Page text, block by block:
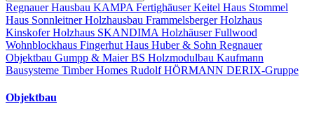
Regnauer Hausbau KAMPA FertighäuserKeitel Haus Stommel
Haus Sonnleitner Holzhausbau Frammelsberger Holzhaus
Kinskofer Holzhaus SKANDIMA HolzhäuserFullwood
Wohnblockhaus Fingerhut Haus Huber & Sohn Regnauer
Objektbau Gumpp & MaierBS Holzmodulbau Kaufmann
Bausysteme Timber Homes Rudolf HÖRMANN DERIX-Gruppe
Objektbau